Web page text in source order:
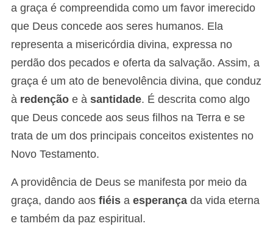
a graça é compreendida como um favor imerecido
que Deus concede aos seres humanos. Ela
representa a misericórdia divina, expressa no
perdão dos pecados e oferta da salvação. Assim, a
graça é um ato de benevolência divina, que conduz
à redenção e à santidade. É descrita como algo
que Deus concede aos seus filhos na Terra e se
trata de um dos principais conceitos existentes no
Novo Testamento.
A providência de Deus se manifesta por meio da
graça, dando aos fiéis a esperança da vida eterna
e também da paz espiritual.